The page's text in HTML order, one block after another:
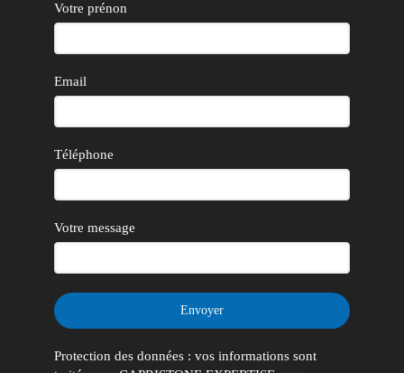
Votre prénon
Email
Téléphone
Votre message
Envoyer
Protection des données : vos informations sont